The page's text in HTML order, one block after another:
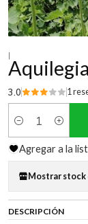
|
3.0 1
Cantidad
Agregar a la
Mostrar stock
DESCRIPCIÓN